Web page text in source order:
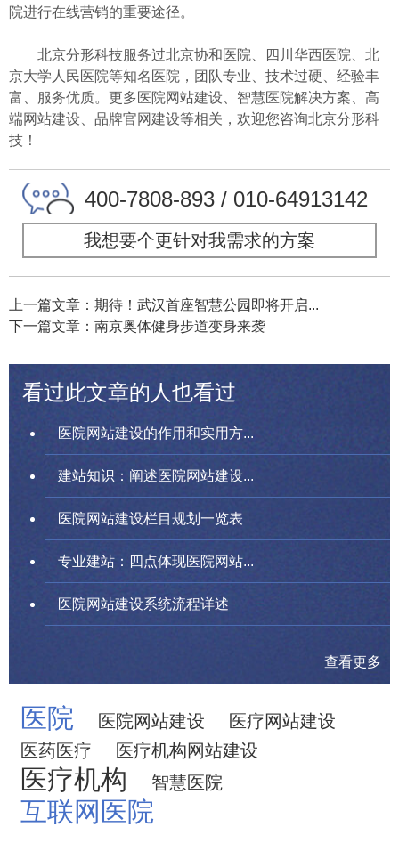
院进行在线营销的重要途径。
北京分形科技服务过北京协和医院、四川华西医院、北
京大学人民医院等知名医院，团队专业、技术过硬、经验丰
富、服务优质。更多医院网站建设、智慧医院解决方案、高
端网站建设、品牌官网建设等相关，欢迎您咨询北京分形科
技！
400-7808-893 / 010-64913142
我想要个更针对我需求的方案
上一篇文章：期待！武汉首座智慧公园即将开启...
下一篇文章：南京奥体健身步道变身来袭
看过此文章的人也看过
医院网站建设的作用和实用方...
建站知识：阐述医院网站建设...
医院网站建设栏目规划一览表
专业建站：四点体现医院网站...
医院网站建设系统流程详述
查看更多
医院 医院网站建设
医疗网站建设
医药医疗
医疗机构网站建设
医疗机构 智慧医院
互联网医院